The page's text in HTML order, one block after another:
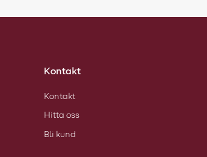
Kontakt
Kontakt
Hitta oss
Bli kund